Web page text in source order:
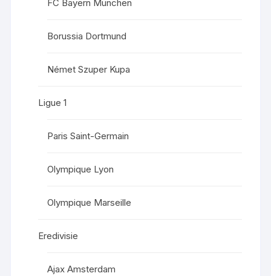
FC Bayern München
Borussia Dortmund
Német Szuper Kupa
Ligue 1
Paris Saint-Germain
Olympique Lyon
Olympique Marseille
Eredivisie
Ajax Amsterdam